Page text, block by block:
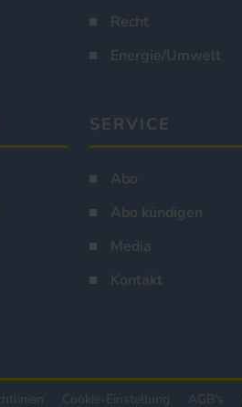
Recht
Energie/Umwelt
SERVICE
Abo
Abo kündigen
Media
Kontakt
Cookie-Einstellung AGB's